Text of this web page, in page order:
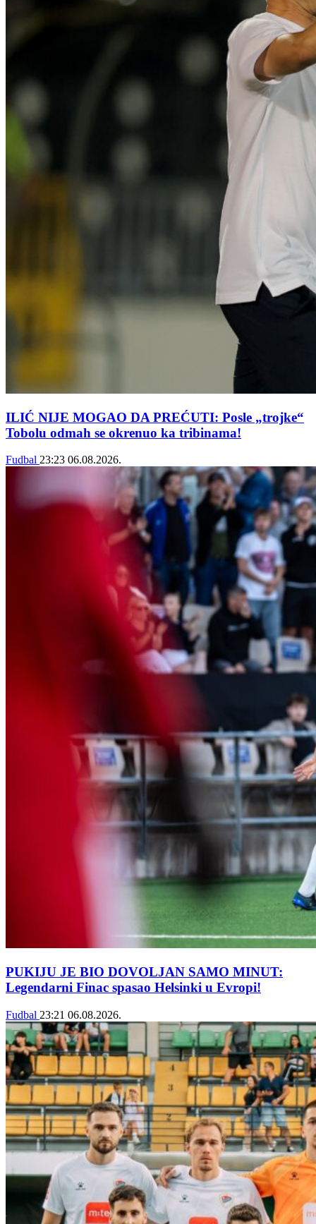
ILIĆ NIJE MOGAO DA PREĆUTI: Posle „trojke“
Tobolu odmah se okrenuo ka tribinama!
Fudbal 23:23 06.08.2026.
PUKIJU JE BIO DOVOLJAN SAMO MINUT:
Legendarni Finac spasao Helsinki u Evropi!
Fudbal 23:21 06.08.2026.